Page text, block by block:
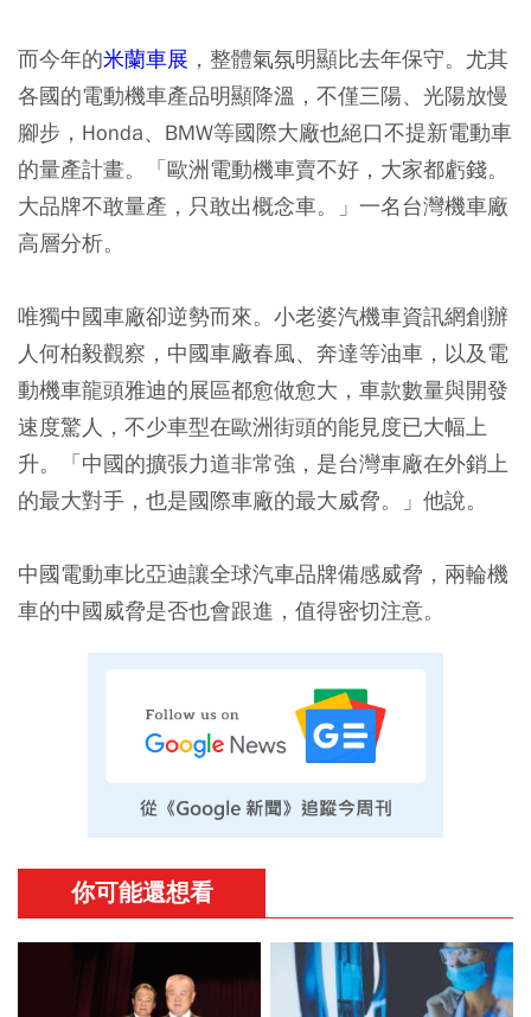
而今年的米蘭車展 ，整體氣氛明顯比去年保守。尤其
各國的電動機車產品明顯降溫，不僅三陽、光陽放慢
腳步，Honda、BMW等國際大廠也絕口不提新電動車
的量產計畫。「歐洲電動機車賣不好，大家都虧錢。
大品牌不敢量產，只敢出概念車。」一名台灣機車廠
高層分析。
唯獨中國車廠卻逆勢而來。小老婆汽機車資訊網創辦
人何柏毅觀察，中國車廠春風、奔達等油車，以及電
動機車龍頭雅迪的展區都愈做愈大，車款數量與開發
速度驚人，不少車型在歐洲街頭的能見度已大幅上
升。「中國的擴張力道非常強，是台灣車廠在外銷上
的最大對手，也是國際車廠的最大威脅。」他說。
中國電動車比亞迪讓全球汽車品牌備感威脅，兩輪機
車的中國威脅是否也會跟進，值得密切注意。